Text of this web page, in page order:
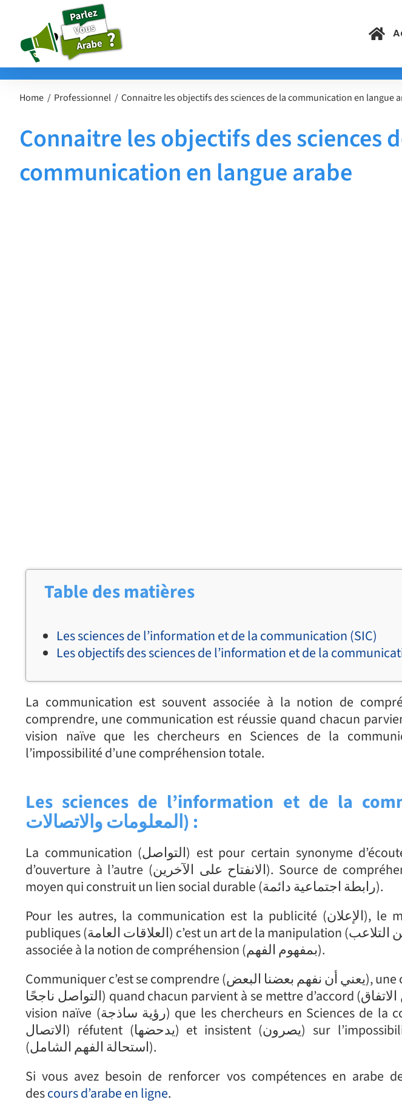
contenu
Home Professionnel Connaitre les objectifs des sciences de la communication en langue
Connaitre les objectifs des sciences
communication en langue arabe
Table des matières
Les sciences de l’information et de la communication (SIC)
Les objectifs des sciences de l’information et de la
La communication est souvent associée à la notion de
comprendre, une communication est réussie quand chacun
vision naïve que les chercheurs en Sciences de la
l’impossibilité d’une compréhension totale.
Les sciences de l’information et de la
المعلومات والاتصالات) :
La communication (التواصل) est pour certain synonyme d’écoute (للاستماع), d’échange (التبادل),
d’ouverture à l’autre (الانفتاح على الآخرين). Source de compréhension (مصدر للتفاهم), elle est le
moyen qui construit un lien social durable (رابطة اجتماعية دائمة).
Pour les autres, la communication est la publicité (الإعلان), le marketing (التسويق), les relations
publiques (العلاقات العامة) c’est un art de la manipulation (فن التلاعب). La communication est souvent
associée à la notion de compréhension (بمفهوم الفهم).
Communiquer c’est se comprendre (يعني أن نفهم بعضنا البعض), une communication est réussie (ويكون
التواصل ناجحًا) quand chacun parvient à se mettre d’accord (عندما يتمكن الجميع من الاتفاق). C’est une
vision naïve (رؤية ساذجة) que les chercheurs en Sciences de la communication (الباحثون في علوم
الاتصال) réfutent (يدحضها) et insistent (يصرون) sur l’impossibilité d’une compréhension totale
(استحالة الفهم الشامل).
Si vous avez besoin de renforcer vos compétences en arabe
descours d’arabe en ligne.